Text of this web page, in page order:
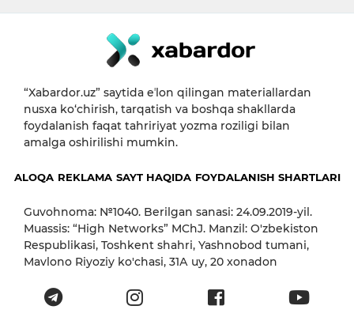
“Xabardor.uz” saytida eʼlon qilingan materiallardan
nusxa ko‘chirish, tarqatish va boshqa shakllarda
foydalanish faqat tahririyat yozma roziligi bilan
amalga oshirilishi mumkin.
ALOQA REKLAMA SAYT HAQIDA FOYDALANISH SHARTLARI
Guvohnoma: №1040. Berilgan sanasi: 24.09.2019-yil.
Muassis: “High Networks” MChJ. Manzil: O'zbekiston
Respublikasi, Toshkent shahri, Yashnobod tumani,
Mavlono Riyoziy ko'chasi, 31А uy, 20 xonadon